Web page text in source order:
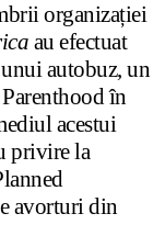
organizației
au efectuat
autobuz, un
în
acestui
privire la
avorturi din